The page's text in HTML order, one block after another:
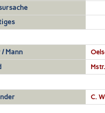
Mann
C.